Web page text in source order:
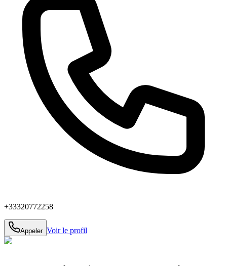
+33320772258
Appeler Voir le profil